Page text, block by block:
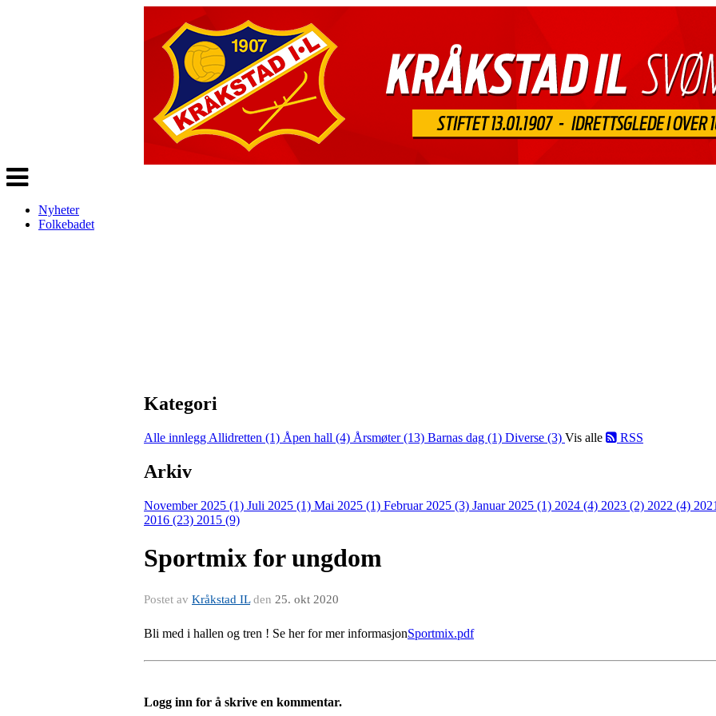
Veksle
navigasjon
Nyheter
Folkebadet
Kategori
Alle innlegg Allidretten (1) Åpen hall (4) Årsmøter (13) Barnas dag (1) Diverse (3) Vis alle RSS
Arkiv
November 2025 (1) Juli 2025 (1) Mai 2025 (1) Februar 2025 (3) Januar 2025 (1) 2024 (4) 2023 (2) 2022 (4)
2016 (23) 2015 (9)
Sportmix for ungdom
Postet av Kråkstad ILden 25. okt 2020
Bli med i hallen og tren ! Se her for mer informasjonSportmix.pdf
Logg inn for å skrive en kommentar.